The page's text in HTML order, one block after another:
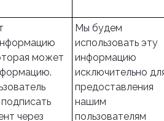
может
через
Мы будем
использовать эту
информацию
исключительно
предоставления
нашим
пользователям